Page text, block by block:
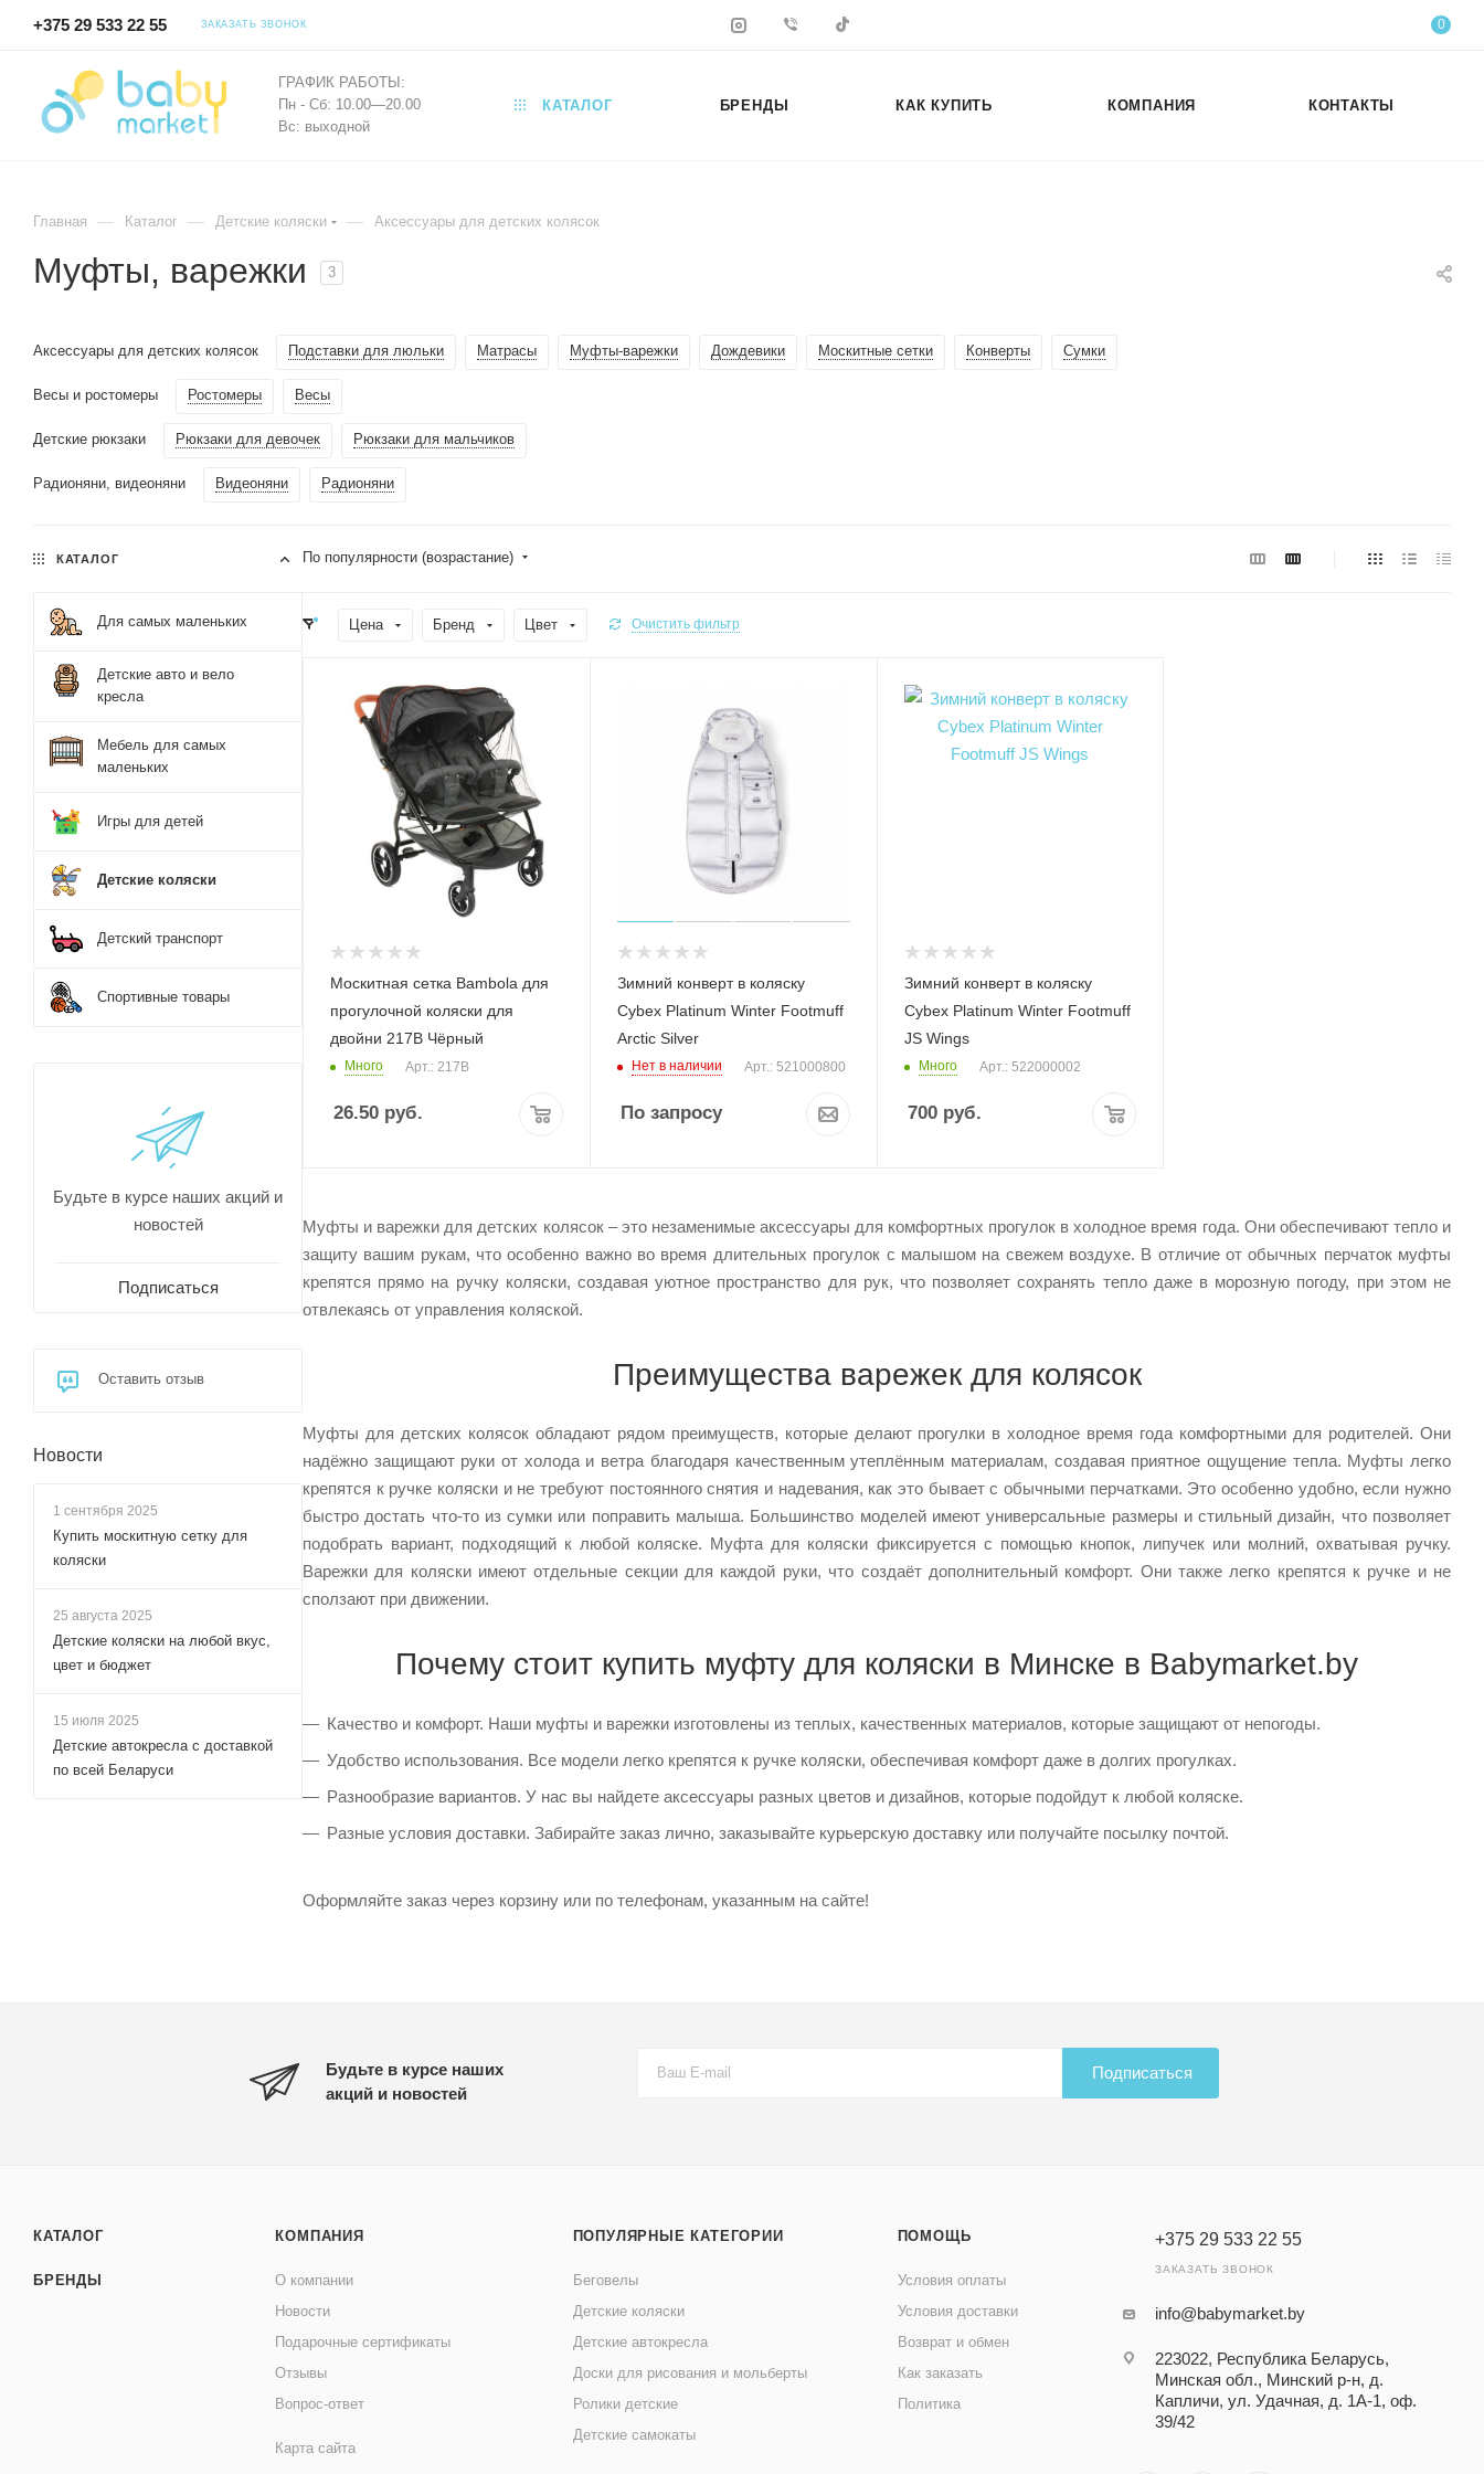
+375 29 533 22 55 ЗАКАЗАТЬ ЗВОНОК 0
ГРАФИК РАБОТЫ:
Пн - Сб: 10.00—20.00
Вс: выходной
КАТАЛОГ БРЕНДЫ КАК КУПИТЬ КОМПАНИЯ КОНТАКТЫ
Главная — Каталог — Детские коляски — Аксессуары для детских колясок
Муфты, варежки 3
Аксессуары для детских колясок Подставки для люльки Матрасы Муфты-варежки Дождевики Москитные сетки Конверты Сумки
Весы и ростомеры Ростомеры Весы
Детские рюкзаки Рюкзаки для девочек Рюкзаки для мальчиков
Радионяни, видеоняни Видеоняни Радионяни
По популярности (возрастание)
Цена Бренд Цвет Очистить фильтр
Москитная сетка Bambola для
прогулочной коляски для
двойни 217В Чёрный
Много Арт.: 217В
26.50 руб.
Зимний конверт в коляску
Cybex Platinum Winter Footmuff
Arctic Silver
Нет в наличии Арт.: 521000800
По запросу
Зимний конверт в коляску
Cybex Platinum Winter Footmuff
JS Wings
Много Арт.: 522000002
700руб.
Муфты и варежки для детских колясок – это незаменимые аксессуары для комфортных прогулок в холодное время года. Они обеспечивают тепло и
защиту вашим рукам, что особенно важно во время длительных прогулок с малышом на свежем воздухе. В отличие от обычных перчаток муфты
крепятся прямо на ручку коляски, создавая уютное пространство для рук, что позволяет сохранять тепло даже в морозную погоду, при этом не
отвлекаясь от управления коляской.
Преимущества варежек для колясок
Муфты для детских колясок обладают рядом преимуществ, которые делают прогулки в холодное время года комфортными для родителей. Они
надёжно защищают руки от холода и ветра благодаря качественным утеплённым материалам, создавая приятное ощущение тепла. Муфты легко
крепятся к ручке коляски и не требуют постоянного снятия и надевания, как это бывает с обычными перчатками. Это особенно удобно, если нужно
быстро достать что-то из сумки или поправить малыша. Большинство моделей имеют универсальные размеры и стильный дизайн, что позволяет
подобрать вариант, подходящий к любой коляске. Муфта для коляски фиксируется с помощью кнопок, липучек или молний, охватывая ручку.
Варежки для коляски имеют отдельные секции для каждой руки, что создаёт дополнительный комфорт. Они также легко крепятся к ручке и не
сползают при движении.
Почему стоит купить муфту для коляски в Минске в Babymarket.by
Качество и комфорт. Наши муфты и варежки изготовлены из теплых, качественных материалов, которые защищают от непогоды.
Удобство использования. Все модели легко крепятся к ручке коляски, обеспечивая комфорт даже в долгих прогулках.
Разнообразие вариантов. У нас вы найдете аксессуары разных цветов и дизайнов, которые подойдут к любой коляске.
Разные условия доставки. Забирайте заказ лично, заказывайте курьерскую доставку или получайте посылку почтой.
Оформляйте заказ через корзину или по телефонам, указанным на сайте!
КАТАЛОГ
Для самых маленьких
Детские авто и вело
кресла
Мебель для самых
маленьких
Игры для детей
Детские коляски
Детский транспорт
Спортивные товары
Будьте в курсе наших акций и
новостей
Подписаться
Оставить отзыв
Новости
1 сентября 2025
Купить москитную сетку для
коляски
25 августа 2025
Детские коляски на любой вкус,
цвет и бюджет
15 июля 2025
Детские автокресла с доставкой
по всей Беларуси
Будьте в курсе наших
акций и новостей
Подписаться
КАТАЛОГ
БРЕНДЫ
КОМПАНИЯ
О компании
Новости
Подарочные сертификаты
Отзывы
Вопрос-ответ
Карта сайта
ПОПУЛЯРНЫЕ КАТЕГОРИИ
Беговелы
Детские коляски
Детские автокресла
Доски для рисования и мольберты
Ролики детские
Детские самокаты
ПОМОЩЬ
Условия оплаты
Условия доставки
Возврат и обмен
Как заказать
Политика
+375 29 533 22 55
ЗАКАЗАТЬ ЗВОНОК
info@babymarket.by
223022, Республика Беларусь,
Минская обл., Минский р-н, д.
Капличи, ул. Удачная, д. 1А-1, оф.
39/42